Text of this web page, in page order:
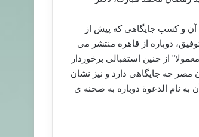
آن و کسب جایگاهی که پیش از
دوباره از قاهره منتشر می
از چنین استقبالی برخوردار
چه جایگاهی دارد و نیز نشان
به نام الدعوة دوباره به صحنه ی